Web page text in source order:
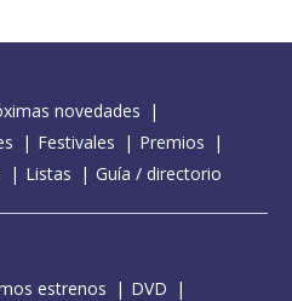
novedades
Festivales
Premios
Listas Guía / directorio
estrenos
DVD